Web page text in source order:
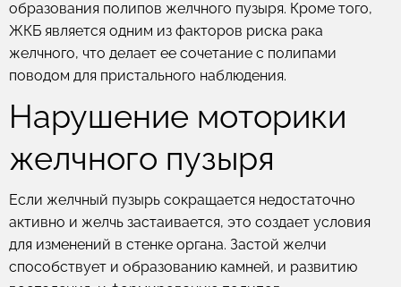
образования полипов желчного пузыря. Кроме того,
ЖКБ является одним из факторов риска рака
желчного, что делает ее сочетание с полипами
поводом для пристального наблюдения.
Нарушение моторики
желчного пузыря
Если желчный пузырь сокращается недостаточно
активно и желчь застаивается, это создает условия
для изменений в стенке органа. Застой желчи
способствует и образованию камней, и развитию